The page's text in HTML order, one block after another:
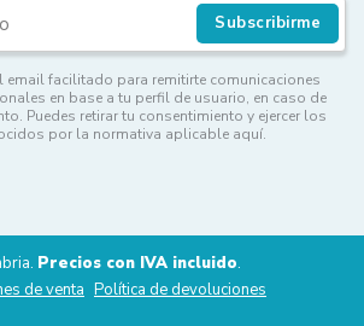
Subscribirme
email facilitado para remitirte comunicaciones
en base a tu perfil de usuario, en caso de
Puedes retirar tu consentimiento y ejercer los
por la normativa aplicable aquí.
Precios con IVA incluido.
de venta Política de devoluciones